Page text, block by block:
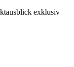
exklusiv